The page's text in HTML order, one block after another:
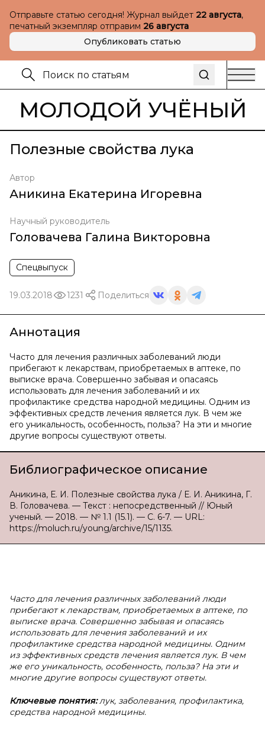
Отправьте статью сегодня! Журнал выйдет 22 августа,
печатный экземпляр отправим 26 августа
Опубликовать статью
МОЛОДОЙ УЧЁНЫЙ
Полезные свойства лука
Автор
Аникина Екатерина Игоревна
Научный руководитель
Головачева Галина Викторовна
Спецвыпуск
19.03.2018 1231 Поделиться
Аннотация
Часто для лечения различных заболеваний люди
прибегают к лекарствам, приобретаемых в аптеке, по
выписке врача. Совершенно забывая и опасаясь
использовать для лечения заболеваний и их
профилактике средства народной медицины. Одним из
эффективных средств лечения является лук. В чем же
его уникальность, особенность, польза? На эти и многие
другие вопросы существуют ответы.
Библиографическое описание
Аникина, Е. И. Полезные свойства лука / Е. И. Аникина, Г.
В. Головачева. — Текст : непосредственный // Юный
ученый. — 2018. — № 1.1 (15.1). — С. 6-7. — URL:
https://moluch.ru/young/archive/15/1135.
Часто для лечения различных заболеваний люди
прибегают к лекарствам, приобретаемых в аптеке, по
выписке врача. Совершенно забывая и опасаясь
использовать для лечения заболеваний и их
профилактике средства народной медицины. Одним
из эффективных средств лечения является лук. В чем
же его уникальность, особенность, польза? На эти и
многие другие вопросы существуют ответы.
Ключевые понятия: лук, заболевания, профилактика,
средства народной медицины.